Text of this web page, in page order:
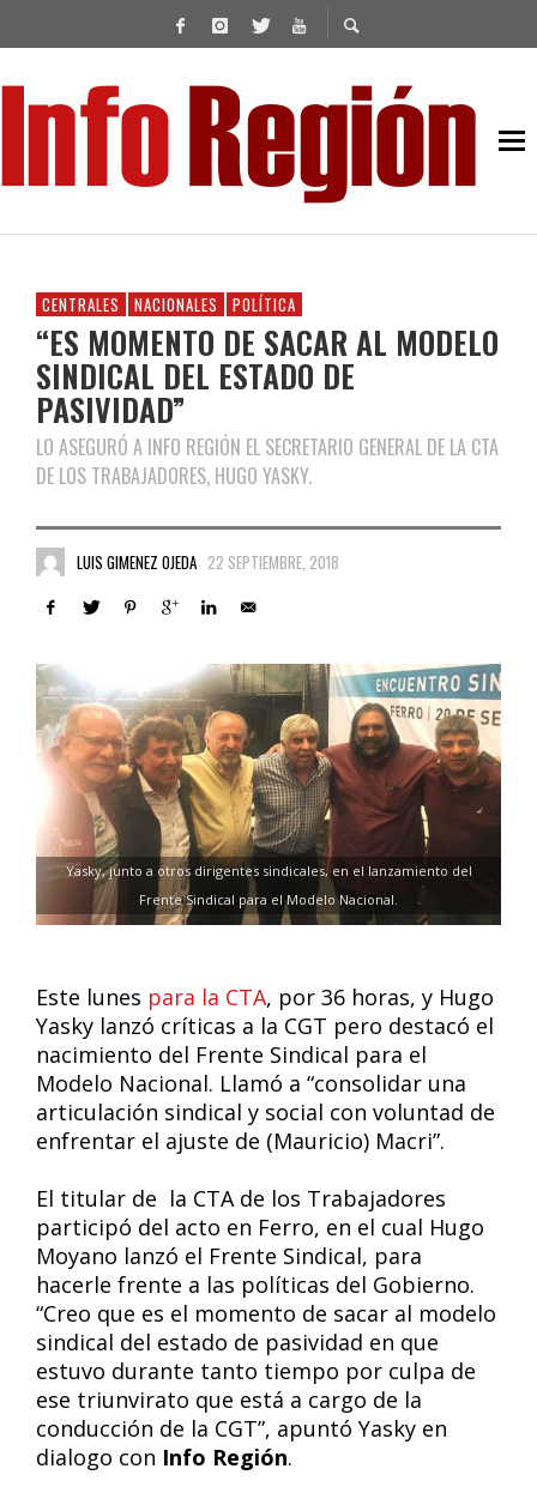
CENTRALES NACIONALES POLÍTICA
“ES MOMENTO DE SACAR AL MODELO
SINDICAL DEL ESTADO DE
PASIVIDAD”
LO ASEGURÓ A INFO REGIÓN EL SECRETARIO GENERAL DE LA CTA
DE LOS TRABAJADORES, HUGO YASKY.
LUIS GIMENEZ OJEDA 22 SEPTIEMBRE, 2018
Yasky, junto a otros dirigentes sindicales, en el lanzamiento del
Frente Sindical para el Modelo Nacional.
Este lunes para la CTA, por 36 horas, y Hugo
Yasky lanzó críticas a la CGT pero destacó el
nacimiento del Frente Sindical para el
Modelo Nacional. Llamó a “consolidar una
articulación sindical y social con voluntad de
enfrentar el ajuste de (Mauricio) Macri”.
El titular de la CTA de los Trabajadores
participó del acto en Ferro, en el cual Hugo
Moyano lanzó el Frente Sindical, para
hacerle frente a las políticas del Gobierno.
“Creo que es el momento de sacar al modelo
sindical del estado de pasividad en que
estuvo durante tanto tiempo por culpa de
ese triunvirato que está a cargo de la
conducción de la CGT”, apuntó Yasky en
dialogo con Info Región.